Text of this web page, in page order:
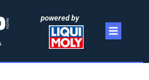
powered by